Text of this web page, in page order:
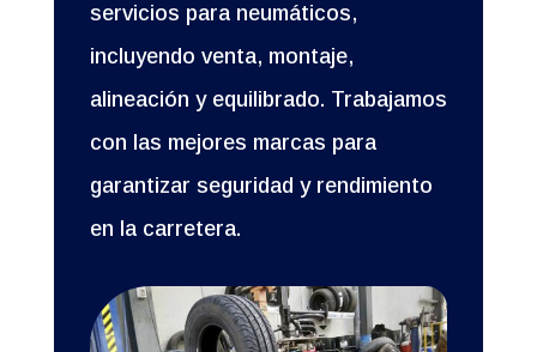
servicios para neumáticos,
incluyendo venta, montaje,
alineación y equilibrado. Trabajamos
con las mejores marcas para
garantizar seguridad y rendimiento
en la carretera.